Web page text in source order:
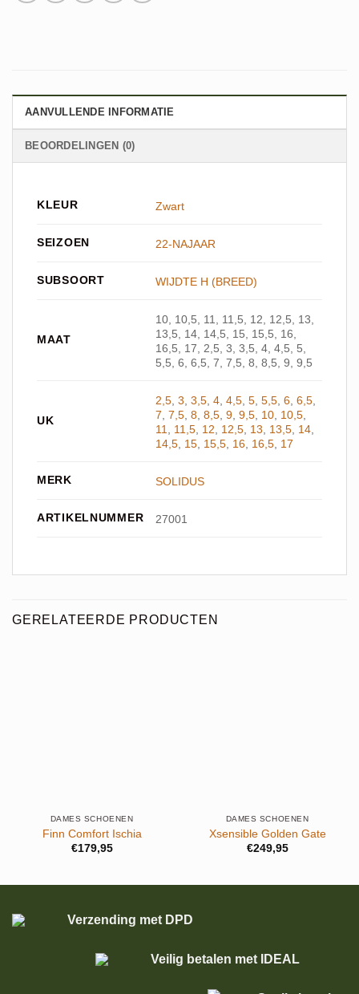
AANVULLENDE INFORMATIE
BEOORDELINGEN (0)
KLEUR Zwart
SEIZOEN 22-NAJAAR
SUBSOORT WIJDTE H (BREED)
MAAT
10, 10,5, 11, 11,5, 12, 12,5, 13,
13,5, 14, 14,5, 15, 15,5, 16,
16,5, 17, 2,5, 3, 3,5, 4, 4,5, 5,
5,5, 6, 6,5, 7, 7,5, 8, 8,5, 9, 9,5
UK
2,5 ,3 ,3,5 ,4 ,4,5 ,5 ,5,5 ,6 ,6,5
7 ,7,5 ,8 ,8,5 ,9 ,9,5 10 10,5
11
11,5 12 12,5 13 13,5 14
14,5 15 15,5 16 16,5 17
MERK SOLIDUS
ARTIKELNUMMER 27001
GERELATEERDE PRODUCTEN
DAMES SCHOENEN
Finn Comfort Ischia
€179,95
DAMES SCHOENEN
Xsensible Golden Gate
€249,95
Verzending met DPD
Veilig betalen met IDEAL